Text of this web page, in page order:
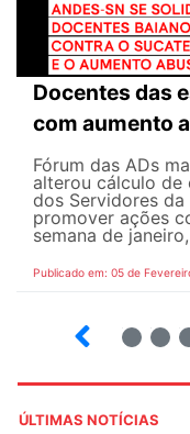
Docentes das
com aumento
Fórum das ADs
alterou cálculo de
dos Servidores
promover ações
semana de
Publicado em: 05 de
ÚLTIMAS NOTÍCIAS